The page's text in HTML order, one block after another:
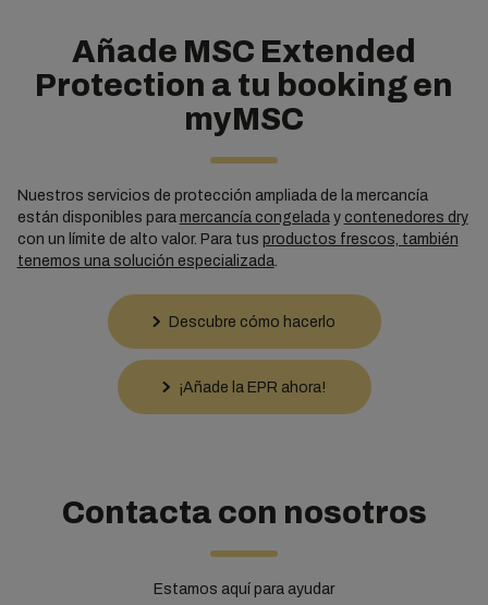
Añade MSC Extended
Protection a tu booking en
myMSC
Nuestros servicios de protección ampliada de la mercancía
están disponibles para mercancía congeladay contenedores dry
con un límite de alto valor. Para tus productos frescos, también
tenemos una solución especializada.
Descubre cómo hacerlo
¡Añade la EPR ahora!
Contacta con nosotros
Estamos aquí para ayudar